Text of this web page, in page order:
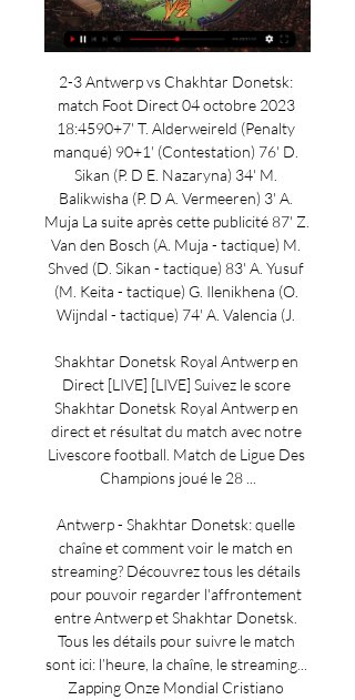
2-3 Antwerp vs Chakhtar Donetsk:
match Foot Direct 04 octobre 2023
18:4590+7' T. Alderweireld (Penalty
manqué) 90+1' (Contestation) 76' D.
Sikan (P. D E. Nazaryna) 34' M.
Balikwisha (P. D A. Vermeeren) 3' A.
Muja La suite après cette publicité 87' Z.
Van den Bosch (A. Muja - tactique) M.
Shved (D. Sikan - tactique) 83' A. Yusuf
(M. Keita - tactique) G. Ilenikhena (O.
Wijndal - tactique) 74' A. Valencia (J.
Shakhtar Donetsk Royal Antwerp en
Direct [LIVE] [LIVE] Suivez le score
Shakhtar Donetsk Royal Antwerp en
direct et résultat du match avec notre
Livescore football. Match de Ligue Des
Champions joué le 28 ...
Antwerp - Shakhtar Donetsk: quelle
chaîne et comment voir le match en
streaming? Découvrez tous les détails
pour pouvoir regarder l'affrontement
entre Antwerp et Shakhtar Donetsk.
Tous les détails pour suivre le match
sont ici: l’heure, la chaîne, le streaming...
Zapping Onze Mondial Cristiano